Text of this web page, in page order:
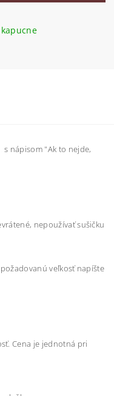
s nápisom "Ak to nejde,
nepoužívať sušičku
veľkosť napíšte
Cena je jednotná pri